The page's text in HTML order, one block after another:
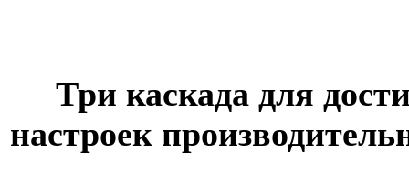
Три каскада для
настроек